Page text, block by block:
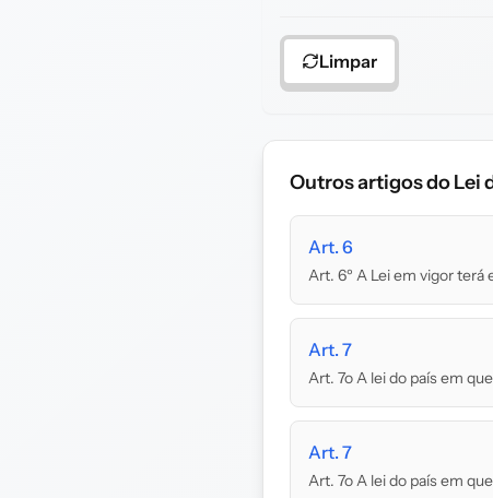
Limpar
Outros artigos do Lei
Art. 6
Art. 6º A Lei em vigor terá
Art. 7
Art. 7o A lei do país
Art. 7
Art. 7o A lei do país